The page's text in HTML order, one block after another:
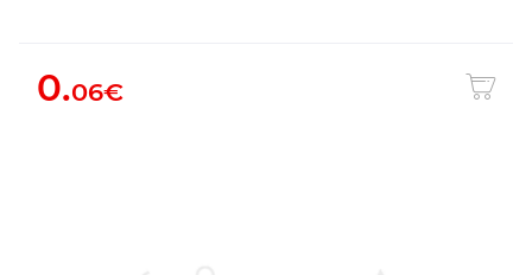
0.06€